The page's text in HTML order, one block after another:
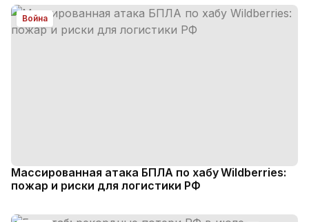
Война
Массированная атака БПЛА по хабу Wildberries:
пожар и риски для логистики РФ